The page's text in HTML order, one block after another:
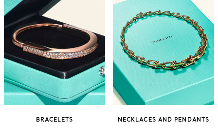
BRACELETS NECKLACES AND PENDANTS